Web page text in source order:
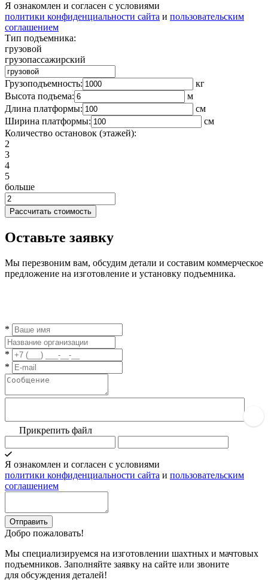
Я ознакомлен и согласен с условиями
политики конфиденциальности сайта и пользовательским
соглашением
Тип подъемника:
грузовой
грузопассажирский
Грузоподъемность:
кг
Высота подъема:
м
Длина платформы:
cм
Ширина платформы:
см
Количество остановок (этажей):
2
3
4
5
больше
Оставьте заявку
Мы перезвоним вам, обсудим детали и составим коммерческое
предложение на изготовление и установку подъемника.
*
*
*
Прикрепить файл
Я ознакомлен и согласен с условиями
политики конфиденциальности сайта и пользовательским
соглашением
Добро пожаловать!
Мы специализируемся на изготовлении шахтных и мачтовых
подъемников. Заполняйте заявку на сайте или звоните
для обсуждения деталей!